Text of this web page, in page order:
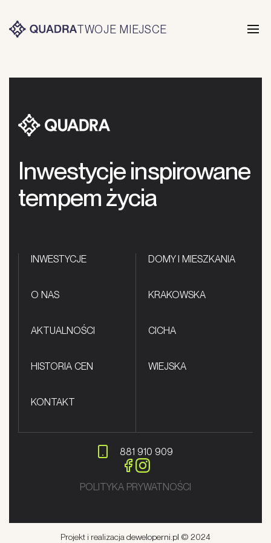
TWOJE MIEJSCE
Inwestycje inspirowane
tempem życia
INWESTYCJE
O NAS
AKTUALNOŚCI
HISTORIA CEN
KONTAKT
DOMY I MIESZKANIA
KRAKOWSKA
CICHA
WIEJSKA
881 910 909
POLITYKA PRYWATNOŚCI
Projekt i realizacja deweloperni.pl © 2024